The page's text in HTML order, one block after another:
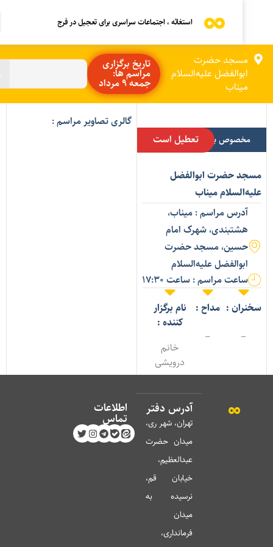
استغاثه ، اجتماعات سراسری برای تعجیل در فرج
مسجد حضرت
ابوالفضل علیه‌السلام
میناب
تاریخ برگزاری
مراسم ها:
جمعه 9 مرداد
مخصوص بانوانتعطیل است
حضرت ابوالفضل
میناب
آدرس مراسم : میناب،
هشتبندی، شهرک امام
حسین، مسجد حضرت
ابوالفضل علیه‌السلام
ساعت مراسم : ساعت 17:30
: مداح : نام برگزار
کننده :
خانم
درویشی
گالری تصاویر مراسم :
آدرس دفتر
تهران، شهر ری،
میدان حضرت
عبدالعظیم،
خیابان قم،
نرسیده به
میدان
فرمانداری،
اطلاعات
تماس